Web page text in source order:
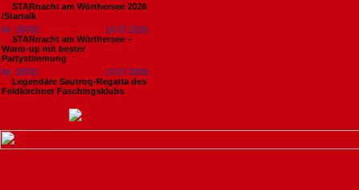
STARnacht am Wörthersee 2026
/Startalk
Nr. 18762
14.07.2026
STARnacht am Wörthersee –
Warm-up mit bester
Partystimmung
Nr. 18761
13.07.2026
Legendäre Sautrog-Regatta des
Feldkirchner Faschingsklubs